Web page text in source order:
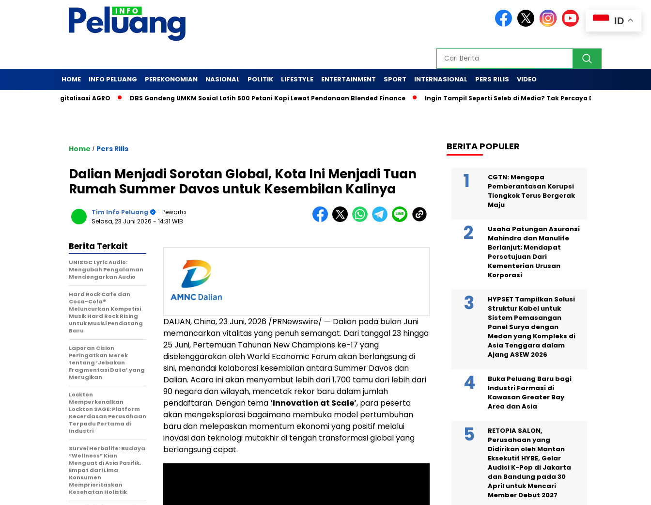
HOME INFO PELUANG PEREKONOMIAN NASIONAL POLITIK LIFESTYLE ENTERTAINMENT SPORT INTERNASIONAL PERS RILIS VIDEO
Strategi Digitalisasi AGRO DBS Gandeng UMKM Sosial Latih 500 Petani Kopi Lewat Pendanaan Blended Finance Ingin Tampil Seperti Seleb di Media? Tak Percaya Diri Bertemu
Home / Pers Rilis
Dalian Menjadi Sorotan Global, Kota Ini Menjadi Tuan
Rumah Summer Davos untuk Kesembilan Kalinya
Tim Info Peluang
- Pewarta
Selasa, 23 Juni 2026 - 14:31 WIB
DALIAN, China,23 Juni, 2026 /PRNewswire/ — Dalian pada bulan Juni
memancarkan vitalitas yang penuh semangat. Dari tanggal 23 hingga
25 Juni, Pertemuan Tahunan New Champions ke-17 yang
diselenggarakan oleh World Economic Forum akan berlangsung di
sini, menandai kolaborasi kesembilan antara Summer Davos dan
Dalian. Acara ini akan menyambut lebih dari 1.700 tamu dari lebih dari
90 negara dan wilayah, mencetak rekor baru dalam jumlah
pendaftaran. Dengan tema‘Innovation at Scale’, para peserta
akan mengeksplorasi bagaimana membuka model pertumbuhan
baru dan melepaskan momentum ekonomi yang positif melalui
inovasi dan teknologi mutakhir di tengah transformasi global yang
berlangsung cepat.
Berita Terkait
UNISOC Lyric Audio:
Mengubah Pengalaman
Mendengarkan Audio
Hard Rock Cafe dan
Coca-Cola®
Meluncurkan Kompetisi
Musik Hard Rock Rising
untuk Musisi Pendatang
Baru
Laporan Cision
Peringatkan Merek
tentang ‘Jebakan
Fragmentasi Data’ yang
Merugikan
Lockton
Memperkenalkan
Lockton SAGE: Platform
Kecerdasan Perusahaan
Terpadu Pertama di
Industri
Survei Herbalife: Budaya
“Wellness” Kian
Menguat di Asia Pasifik,
Empat dari Lima
Konsumen
Memprioritaskan
Kesehatan Holistik
BERITA POPULER
CGTN: Mengapa
Pemberantasan Korupsi
Tiongkok Terus Bergerak
Maju
Usaha Patungan Asuransi
Mahindra dan Manulife
Berlanjut; Mendapat
Persetujuan Dari
Kementerian Urusan
Korporasi
HYPSET Tampilkan Solusi
Struktur Kabel untuk
Sistem Pemasangan
Panel Surya dengan
Medan yang Kompleks di
Asia Tenggara dalam
Ajang ASEW 2026
Buka Peluang Baru bagi
Industri Farmasi di
Kawasan Greater Bay
Area dan Asia
RETOPIA SALON,
Perusahaan yang
Didirikan oleh Mantan
Eksekutif HYBE, Gelar
Audisi K-Pop di Jakarta
dan Bandung pada 30
April untuk Mencari
Member Debut 2027
ID